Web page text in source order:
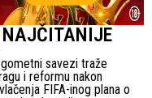
NAJČITANIJE
savezi traže
i reformu nakon
FIFA-inog plana o